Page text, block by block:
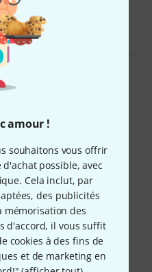
amour !
souhaitons vous offrir
possible, avec
Cela inclut, par
des publicités
mémorisation des
d'accord, il vous suffit
cookies à des fins de
et de marketing en
beaucoup plus
déjà commandé un autre